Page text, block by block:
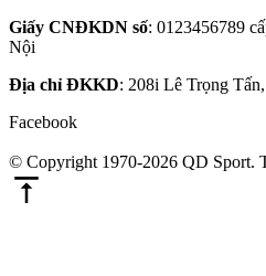
Giấy CNĐKDN số: 0123456789
Nội
Địa chỉ ĐKKD: 208i Lê Trọng
Facebook
© Copyright 1970-2026 QD Sport.